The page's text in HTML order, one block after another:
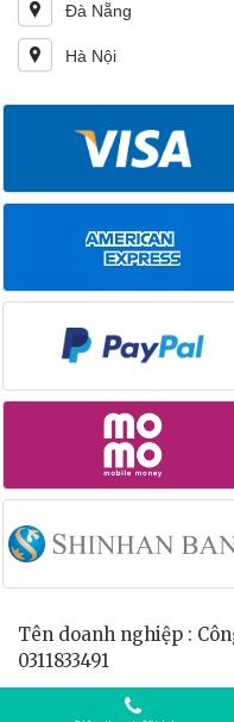
Đà Nẵng
Hà Nội
Tên doanh nghiệp :
0311833491